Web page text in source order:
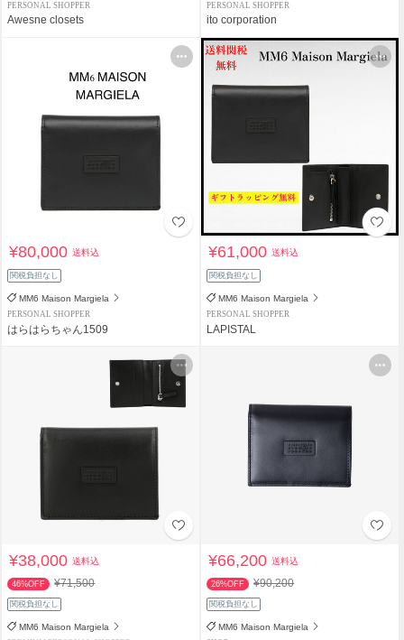
PERSONAL SHOPPER
Awesne closets
PERSONAL SHOPPER
ito corporation
¥80,000送料込
関税負担なし
MM6 Maison Margiela
PERSONAL SHOPPER
はらはらちゃん1509
¥61,000送料込
関税負担なし
MM6 Maison Margiela
PERSONAL SHOPPER
LAPISTAL
¥38,000送料込
46%OFF ¥71,500
関税負担なし
MM6 Maison Margiela
¥66,200送料込
26%OFF ¥90,200
関税負担なし
MM6 Maison Margiela